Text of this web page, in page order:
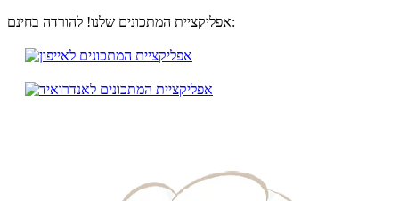
אפליקציית המתכונים שלנו! להורדה בחינם: